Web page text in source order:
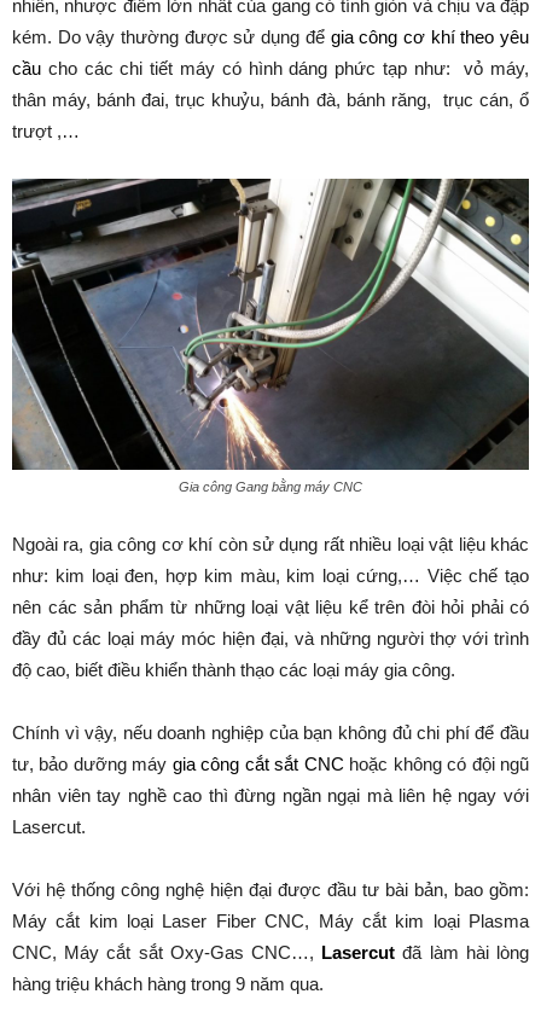
nhiên, nhược điểm lớn nhất của gang có tính giòn và chịu va đập
kém. Do vậy thường được sử dụng để gia công cơ khí theo yêu
cầu cho các chi tiết máy có hình dáng phức tạp như: vỏ máy,
thân máy, bánh đai, trục khuỷu, bánh đà, bánh răng, trục cán, ổ
trượt ,…
Gia công Gang bằng máy CNC
Ngoài ra, gia công cơ khí còn sử dụng rất nhiều loại vật liệu khác
như: kim loại đen, hợp kim màu, kim loại cứng,… Việc chế tạo
nên các sản phẩm từ những loại vật liệu kể trên đòi hỏi phải có
đầy đủ các loại máy móc hiện đại, và những người thợ với trình
độ cao, biết điều khiển thành thạo các loại máy gia công.
Chính vì vậy, nếu doanh nghiệp của bạn không đủ chi phí để đầu
tư, bảo dưỡng máy gia công cắt sắt CNC hoặc không có đội ngũ
nhân viên tay nghề cao thì đừng ngần ngại mà liên hệ ngay với
Lasercut.
Với hệ thống công nghệ hiện đại được đầu tư bài bản, bao gồm:
Máy cắt kim loại Laser Fiber CNC, Máy cắt kim loại Plasma
CNC, Máy cắt sắt Oxy-Gas CNC…, Lasercut đã làm hài lòng
hàng triệu khách hàng trong 9 năm qua.